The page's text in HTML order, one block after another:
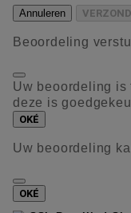
Annuleren
Beoordeling
Uw beoordeling is
deze is
OKÉ
Uw beoordeling
OKÉ